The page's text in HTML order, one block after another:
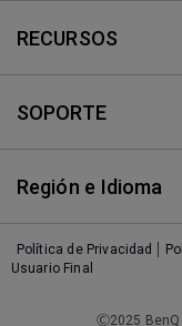
RECURSOS
SOPORTE
Región e Idioma
Política de Privacidad
Usuario Final
Ⓒ2025 BenQ